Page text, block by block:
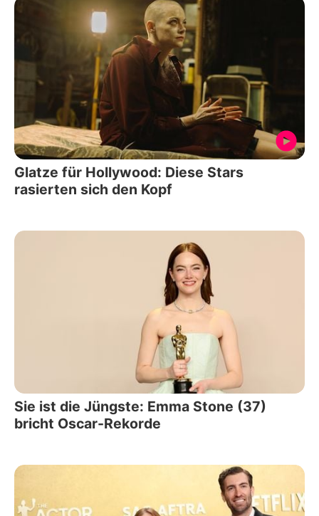
Glatze für Hollywood: Diese Stars
rasierten sich den Kopf
Sie ist die Jüngste: Emma Stone (37)
bricht Oscar-Rekorde